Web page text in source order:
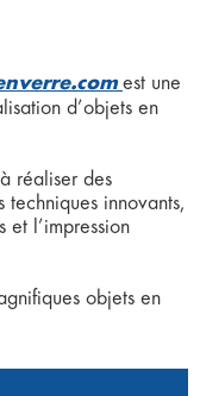
est une
d’objets en
réaliser des
innovants,
l’impression
objets en